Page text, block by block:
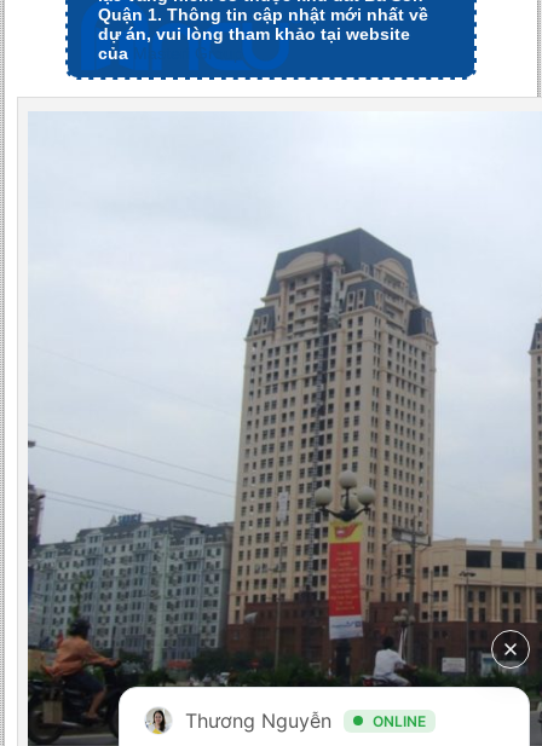
Quận 1. Thông tin cập nhật mới nhất về
dự án, vui lòng tham khảo tại website
của Masteri Group
Thương Nguyễn ONLINE